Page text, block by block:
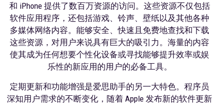
和 iPhone 提供了数百万资源的访问。这些资源不仅包括
软件应用程序，还包括游戏、铃声、壁纸以及其他各种
多媒体网络内容。能够安全、快速且免费地查找和下载
这些资源，对用户来说具有巨大的吸引力。海量的内容
使其成为任何想要个性化设备或寻找能够提升效率或娱
乐性的新应用的用户的必备工具。
定期更新和功能增强是爱思助手的另一大特色。程序员
深知用户需求的不断变化，随着 Apple 发布新的软件更新